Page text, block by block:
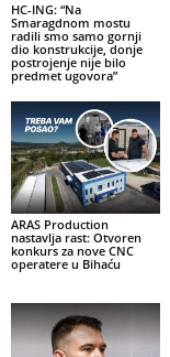
HC-ING: “Na
Smaragdnom mostu
radili smo samo gornji
dio konstrukcije, donje
postrojenje nije bilo
predmet ugovora”
ARAS Production
nastavlja rast: Otvoren
konkurs za nove CNC
operatere u Bihaću